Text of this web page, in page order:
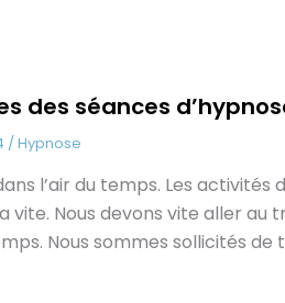
des séances
/ Hypnose
l’air du temps. Les
vite. Nous devons vite aller
Nous sommes sollicités